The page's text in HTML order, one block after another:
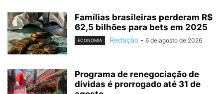
Famílias brasileiras perderam R$
62,5 bilhões para bets em 2025
ECONOMIA Redação - 6 de agosto de 2026
Programa de renegociação de
dívidas é prorrogado até 31 de